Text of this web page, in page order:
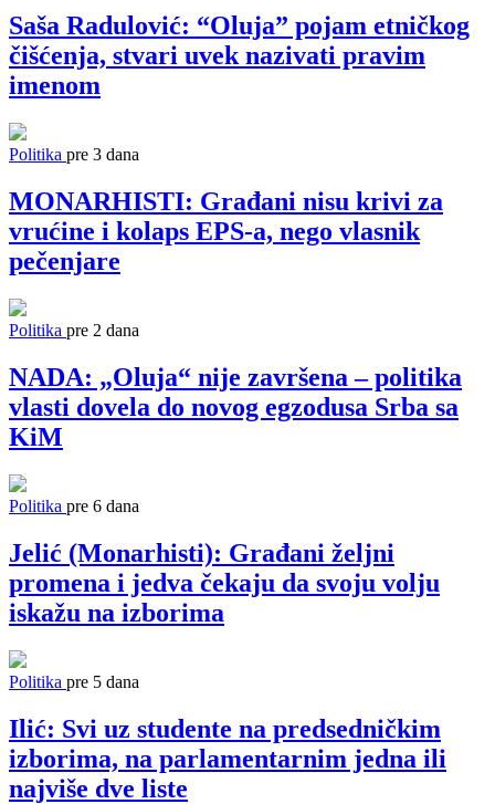
Saša Radulović: “Oluja” pojam etničkog
čišćenja, stvari uvek nazivati pravim
imenom
Politika pre 3 dana
MONARHISTI: Građani nisu krivi za
vrućine i kolaps EPS-a, nego vlasnik
pečenjare
Politika pre 2 dana
NADA: „Oluja“ nije završena – politika
vlasti dovela do novog egzodusa Srba sa
KiM
Politika pre 6 dana
Jelić (Monarhisti): Građani željni
promena i jedva čekaju da svoju volju
iskažu na izborima
Politika pre 5 dana
Ilić: Svi uz studente na predsedničkim
izborima, na parlamentarnim jedna ili
najviše dve liste